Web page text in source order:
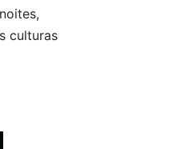
culturas